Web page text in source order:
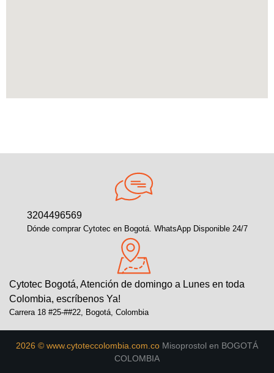
3204496569
Dónde comprar Cytotec en Bogotá. WhatsApp Disponible 24/7
Cytotec Bogotá, Atención de domingo a Lunes en toda
Colombia, escríbenos Ya!
Carrera 18 #25-##22, Bogotá, Colombia
2026 © www.cytoteccolombia.com.co Misoprostol en BOGOTÁ
COLOMBIA